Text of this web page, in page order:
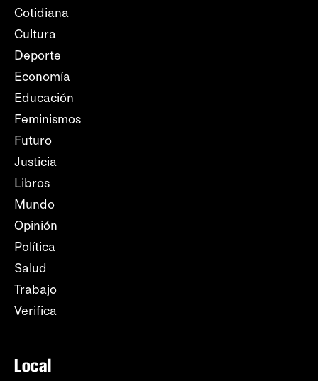
Cotidiana
Cultura
Deporte
Economía
Educación
Feminismos
Futuro
Justicia
Libros
Mundo
Opinión
Política
Salud
Trabajo
Verifica
Local